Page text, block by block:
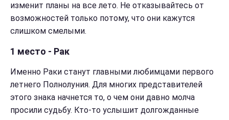
изменит планы на все лето. Не отказывайтесь от
возможностей только потому, что они кажутся
слишком смелыми.
1 место - Рак
Именно Раки станут главными любимцами первого
летнего Полнолуния. Для многих представителей
этого знака начнется то, о чем они давно молча
просили судьбу. Кто-то услышит долгожданные